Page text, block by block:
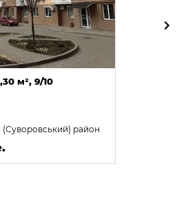
м², 9/10
район